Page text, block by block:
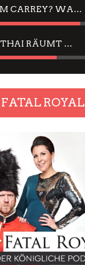
CÉSAR FÜR JIM CARREY? WARUM DAS EINER DER NERVIGSTEN ACTORS IST UND BLEIBT
JING JING: IN-THAI RÄUMT WIEDER TITEL AB – EIN ZWEI-STUNDEN-ERLEBNISBERICHT
ROYAL